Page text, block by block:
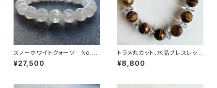
スノーホワイトクォーツ No.13
502
¥27,500
トラメ丸カット、水晶ブレスレッ
ト No.15469
¥8,800